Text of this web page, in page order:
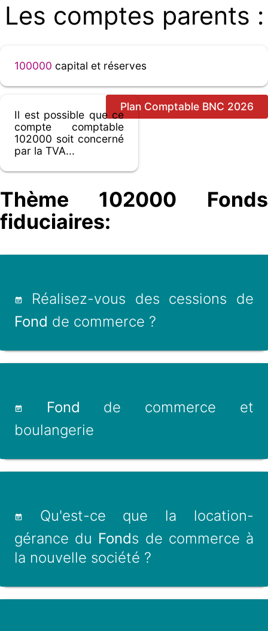
Les comptes parents :
100000 capital et réserves
Plan Comptable BNC 2026
Il est possible que ce
compte comptable
102000 soit concerné
par la TVA...
Thème 102000 Fonds
fiduciaires:
Réalisez-vous des cessions de
Fond de commerce ?
Fond de commerce et
boulangerie
Qu'est-ce que la location-
gérance du Fonds de commerce à
la nouvelle société ?